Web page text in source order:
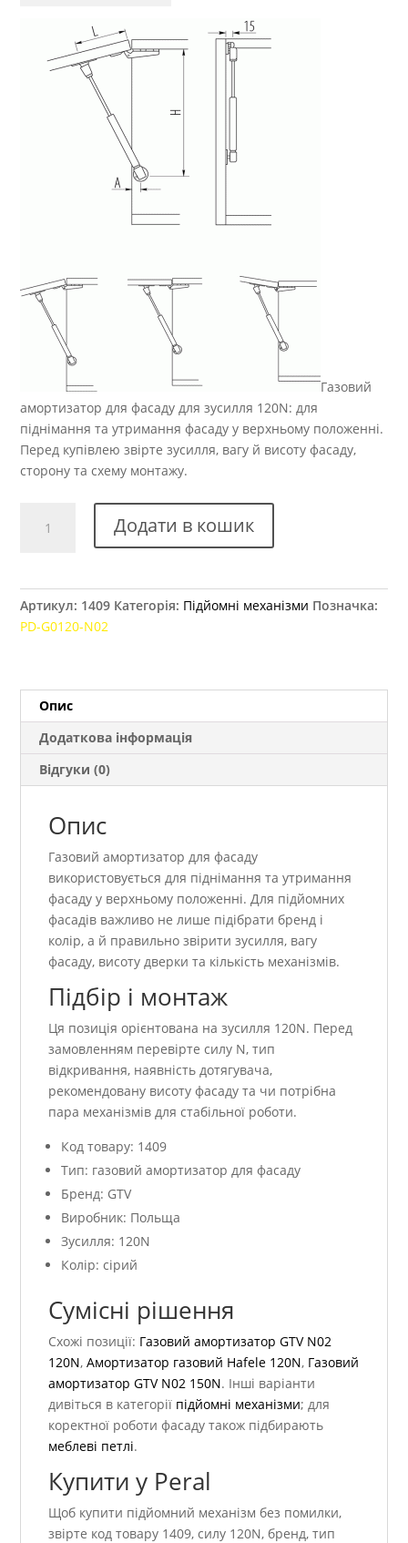
Газовий
амортизатор для фасаду для зусилля 120N: для
піднімання та утримання фасаду у верхньому положенні.
Перед купівлею звірте зусилля, вагу й висоту фасаду,
сторону та схему монтажу.
амортизатор
кількість
Додати в кошик
Артикул: 1409 Категорія: Підйомні механізми Позначка:
PD-G0120-N02
Опис
Додаткова інформація
Відгуки (0)
Опис
Газовий амортизатор для фасаду
використовується для піднімання та утримання
фасаду у верхньому положенні. Для підйомних
фасадів важливо не лише підібрати бренд і
колір, а й правильно звірити зусилля, вагу
фасаду, висоту дверки та кількість механізмів.
Підбір і монтаж
Ця позиція орієнтована на зусилля 120N. Перед
замовленням перевірте силу N, тип
відкривання, наявність дотягувача,
рекомендовану висоту фасаду та чи потрібна
пара механізмів для стабільної роботи.
Код товару: 1409
Тип: газовий амортизатор для фасаду
Бренд: GTV
Виробник: Польща
Зусилля: 120N
Колір: сірий
Сумісні рішення
Схожі позиції: Газовий амортизатор GTV N02
120N,Амортизатор газовий Hafele 120N, Газовий
амортизатор GTV N02 150N. Інші варіанти
дивіться в категорії підйомні механізми; для
коректної роботи фасаду також підбирають
меблеві петлі.
Купити у Peral
Щоб купити підйомний механізм без помилки,
звірте код товару 1409, силу 120N, бренд, тип